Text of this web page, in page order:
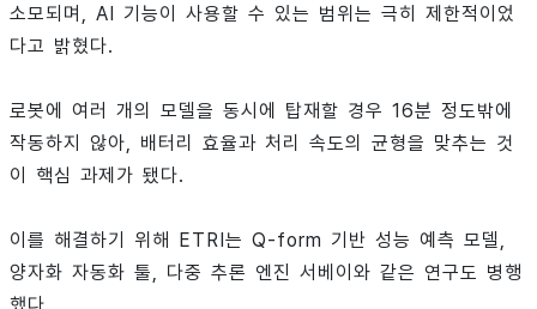
소모되며, AI 기능이 사용할 수 있는 범위는 극히 제한적이었
다고 밝혔다.
로봇에 여러 개의 모델을 동시에 탑재할 경우 16분 정도밖에
작동하지 않아, 배터리 효율과 처리 속도의 균형을 맞추는 것
이 핵심 과제가 됐다.
이를 해결하기 위해 ETRI는 Q-form 기반 성능 예측 모델,
양자화 자동화 툴, 다중 추론 엔진 서베이와 같은 연구도 병행